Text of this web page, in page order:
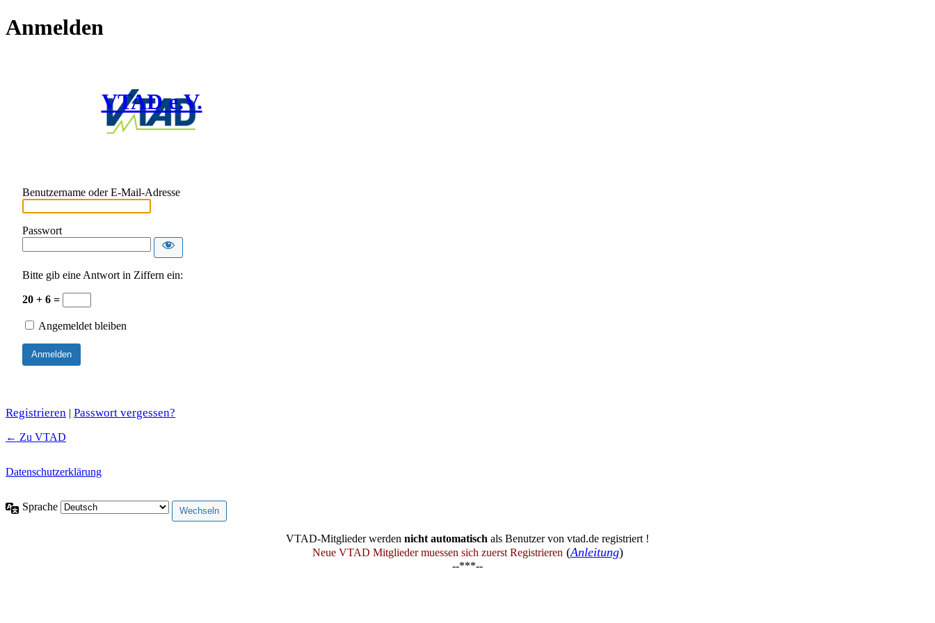
Anmelden
VTAD e.V.
Benutzername oder E-Mail-Adresse
Passwort
Bitte gib eine Antwort in Ziffern ein:
20 + 6 =
Angemeldet bleiben
Registrieren | Passwort vergessen?
← Zu VTAD
Datenschutzerklärung
Sprache
VTAD-Mitglieder werden nicht automatisch als Benutzer von vtad.de registriert !
Neue VTAD Mitglieder muessen sich zuerst Registrieren(Anleitung)
--***--